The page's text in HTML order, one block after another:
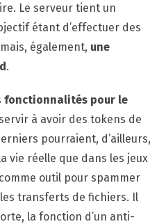
Le serveur tient un
étant d’effectuer des
également, une
.
fonctionnalités pour le
à avoir des tokens de
pourraient, d’ailleurs,
vie réelle que dans les jeux
outil pour spammer
transferts de fichiers. Il
la fonction d’un anti-